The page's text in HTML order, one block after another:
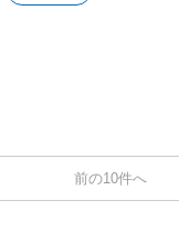
前の10件へ